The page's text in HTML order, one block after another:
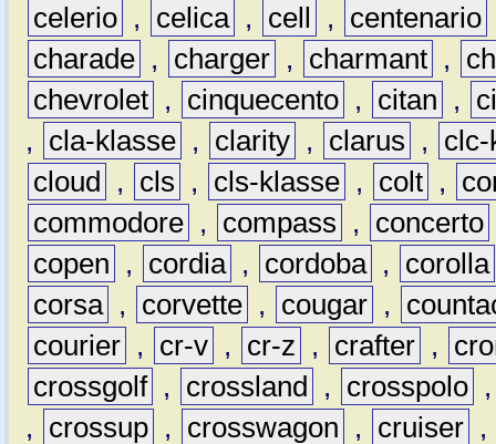
celerio , celica , cell , centenario
charade , charger , charmant ,
chevrolet , cinquecento , citan ,
,
cla-klasse , clarity , clarus ,
clc-
cloud
, cls , cls-klasse , colt ,
commodore , compass , concerto
copen
, cordia , cordoba ,
corolla
corsa , corvette , cougar ,
courier , cr-v , cr-z , crafter ,
crossgolf , crossland , crosspolo
,
crossup , crosswagon , cruiser ,